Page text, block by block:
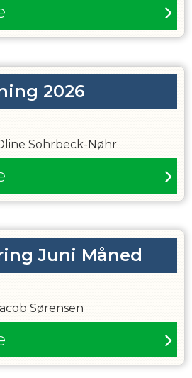
2026
Sohrbeck-Nøhr
Juni Måned
Sørensen